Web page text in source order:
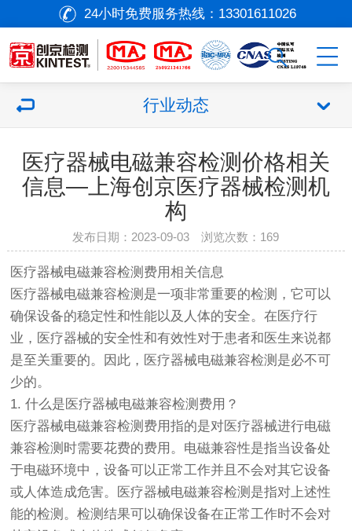
24小时免费服务热线： 13301611026
行业动态
医疗器械电磁兼容检测价格相关
信息—上海创京医疗器械检测机
构
发布日期：2023-09-03 浏览次数： 169
医疗器械电磁兼容检测费用相关信息
医疗器械电磁兼容检测是一项非常重要的检测，它可以
确保设备的稳定性和性能以及人体的安全。在医疗行
业， 医疗器械的安全性和有效性对于患者和医生来说都
是至关重要的。因此， 医疗器械电磁兼容检测是必不可
少的。
1. 什么是 医疗器械电磁兼容检测费用？
医疗器械电磁兼容检测费用指的是对医疗器械进行电磁
兼容检测时需要花费的费用。电磁兼容性是指当设备处
于电磁环境中，设备可以正常工作并且不会对其它设备
或人体造成危害。医疗器械电磁兼容检测是指对上述性
能的检测。检测结果可以确保设备在正常工作时不会对